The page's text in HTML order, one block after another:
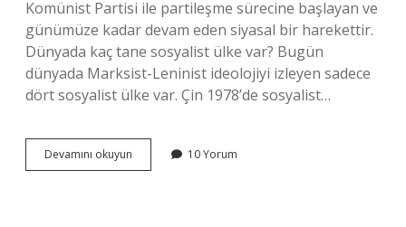
Komünist Partisi ile partileşme sürecine başlayan ve
günümüze kadar devam eden siyasal bir harekettir.
Dünyada kaç tane sosyalist ülke var? Bugün
dünyada Marksist-Leninist ideolojiyi izleyen sadece
dört sosyalist ülke var. Çin 1978’de sosyalist…
Devamını okuyun Komünizm
Ile
10 Yorum